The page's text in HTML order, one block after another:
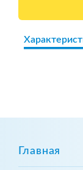
Главная